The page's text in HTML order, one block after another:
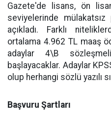
Gazete'de lisans, ön
seviyelerinde mülakatsız
açıkladı. Farklı
ortalama 4.962 TL maaş
adaylar 4\B
başlayacaklar. Adaylar
olup herhangi sözlü yazılı
Başvuru Şartları